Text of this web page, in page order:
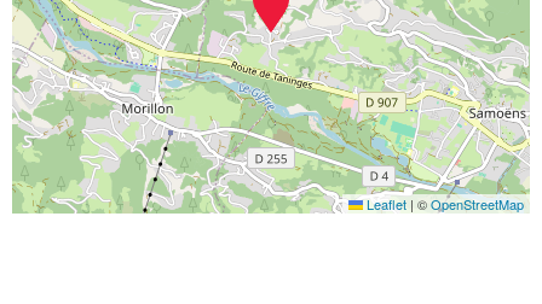
Leaflet | ©OpenStreetMap